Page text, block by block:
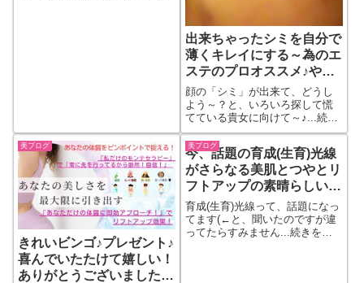
出来ちゃったシミを自分で
薄くキレイにする～為のエ
ステのプロオススメ♪やる
べき初動(初めの)行動！
顔の「シミ」が出来て、どうし
よう～？と、いろいろ探して慌
てている貴女に向けて～♪...続き
をもっと見る
美ブログ
きれいビンゴ♪プレゼント♪
喜んでいたたけて嬉しい！
ありがとうございました
美ブログ
今、話題の育成(生育)光線
がさらなる美肌とつやとリ
フトアップの素晴らしいモ
ンテセラピー
育成(生育)光線って、話題になっ
てます(←と、聞いたのですが違
ってたらすみません...続きをも